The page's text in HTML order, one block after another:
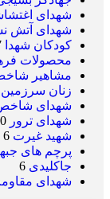
شهدای
شهدای آتش
کودکان شهدا
محصولات
مشاهیر
زنان
شهدای
شهدای ترور
شهید غیرت 6
پرچم های
جاکلیدی 6
شهدای